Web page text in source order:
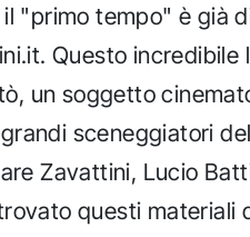
"primo tempo" è già
Questo incredibile
un soggetto
sceneggiatori
Zavattini, Lucio
questi materiali